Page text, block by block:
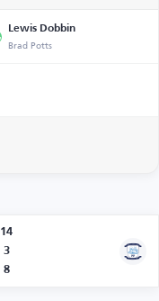
Lewis Dobbin
Brad Potts
14
3
8